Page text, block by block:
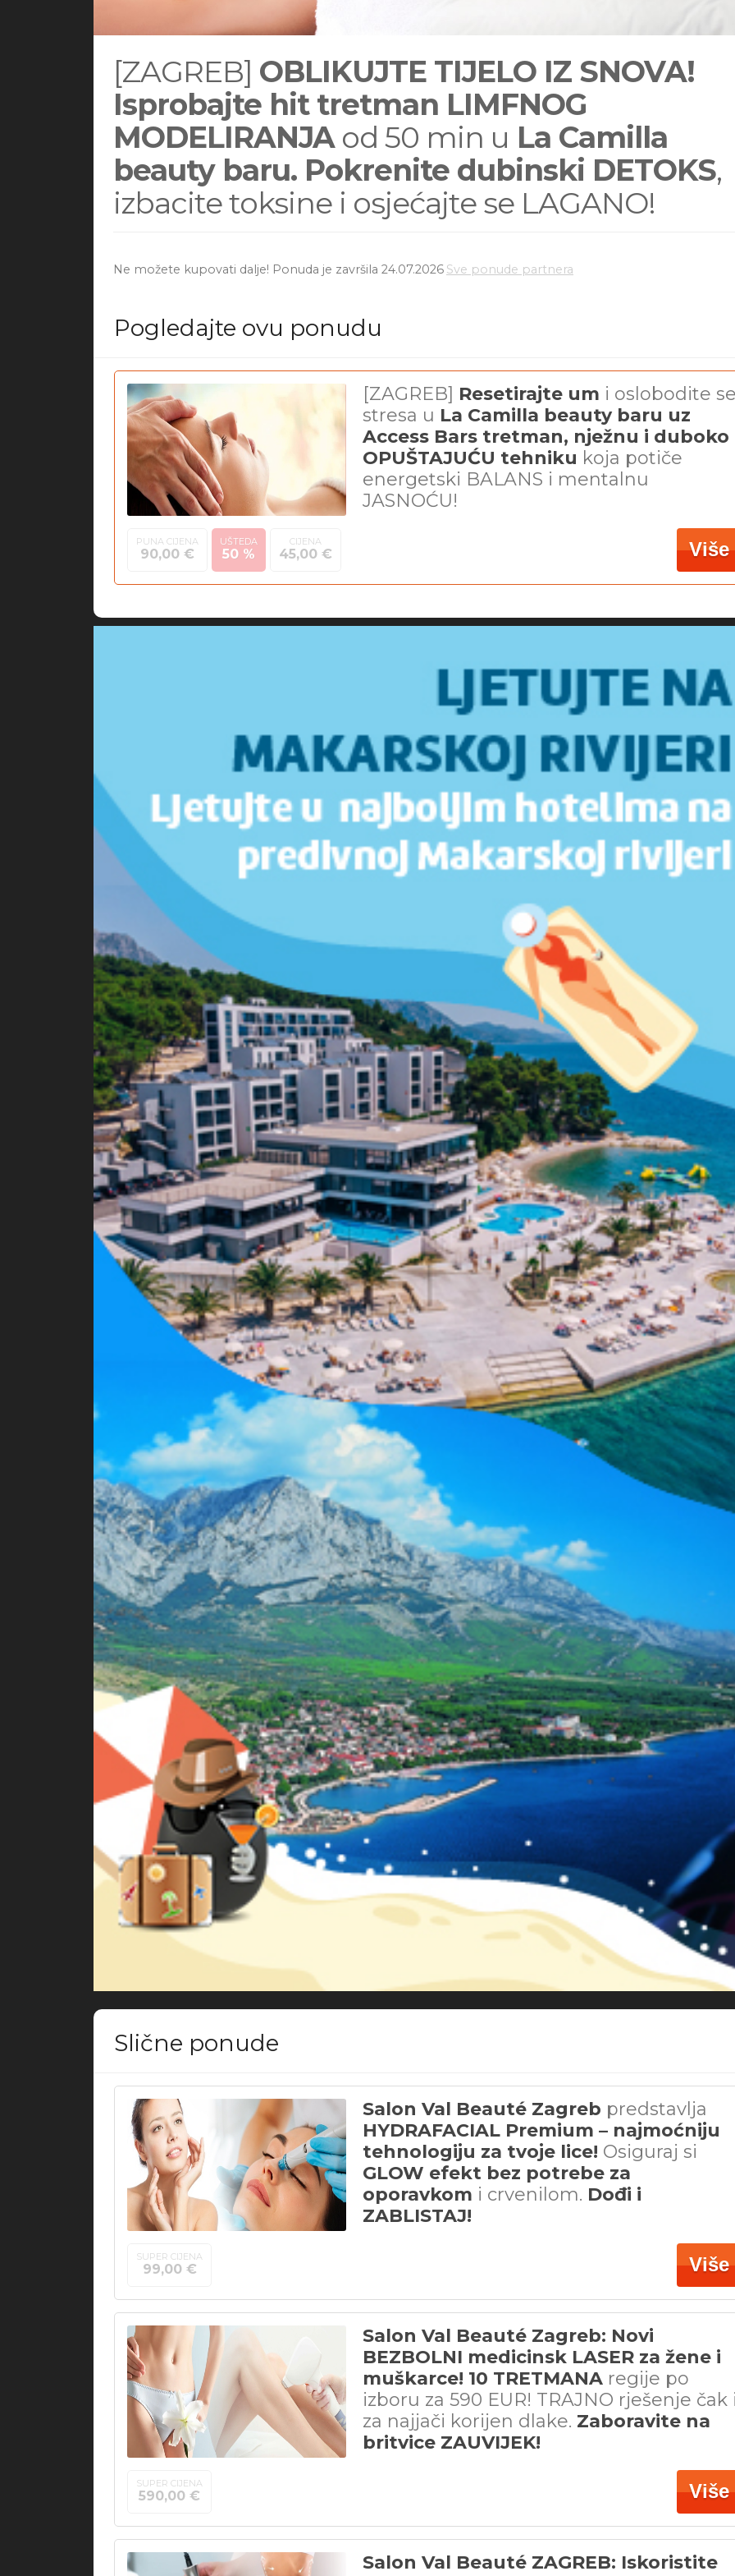
[ZAGREB] OBLIKUJTE TIJELO IZ SNOVA!
Isprobajte hit tretman LIMFNOG
MODELIRANJAod 50 min u La Camilla
beauty baru. Pokrenite dubinski DETOKS,
izbacite toksine i osjećajte se LAGANO!
Ne možete kupovati dalje! Ponuda je završila 24.07.2026 Sve ponude partnera
Pogledajte ovu ponudu
[ZAGREB] Resetirajte um i oslobodite
stresa u La Camilla beauty baru uz
Access Bars tretman, nježnu i duboko
OPUŠTAJUĆU tehniku koja potiče
energetski BALANS i mentalnu
JASNOĆU!
PUNA CIJENA
90,00 €
UŠTEDA
50 %
CIJENA
45,00 € Više
Slične ponude
Salon Val Beauté Zagreb predstavlja
HYDRAFACIAL Premium – najmoćniju
tehnologiju za tvoje lice! Osiguraj si
GLOW efekt bez potrebe za
oporavkom i crvenilom. Dođi i
ZABLISTAJ!
SUPER CIJENA
99,00 € Više
Salon Val Beauté Zagreb: Novi
BEZBOLNI medicinsk LASER za žene i
muškarce! 10 TRETMANA regije po
izboru za 590 EUR! TRAJNO rješenje čak
za najjači korijen dlake. Zaboravite na
britvice ZAUVIJEK!
SUPER CIJENA
590,00 € Više
Salon Val Beauté ZAGREB: Iskoristite